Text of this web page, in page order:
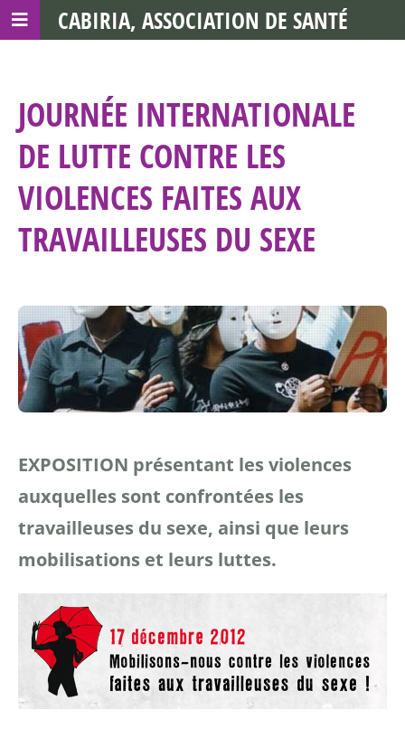
JOURNÉE INTERNATIONALE
DE LUTTE CONTRE LES
VIOLENCES FAITES AUX
TRAVAILLEUSES DU SEXE
EXPOSITION présentant les violences
auxquelles sont confrontées les
travailleuses du sexe, ainsi que leurs
mobilisations et leurs luttes.
CABIRIA, ASSOCIATION DE SANTÉ